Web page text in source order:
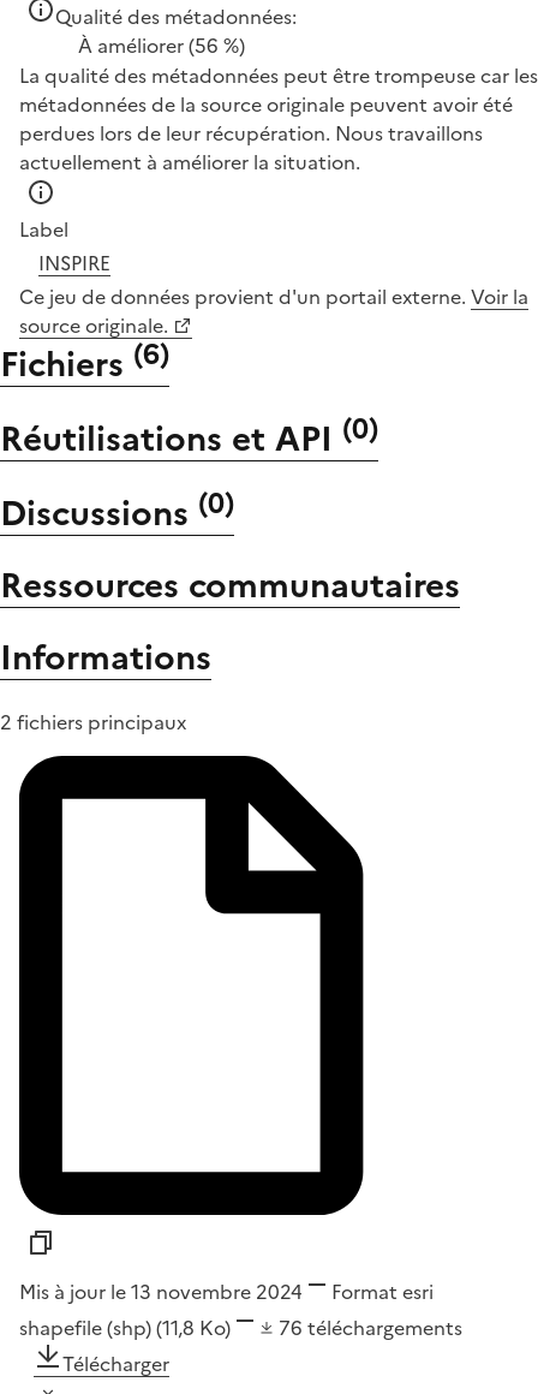
Qualité des métadonnées:
À améliorer(56 %)
La qualité des métadonnées peut être trompeuse car les
métadonnées de la source originale peuvent avoir été
perdues lors de leur récupération. Nous travaillons
actuellement à améliorer la situation.
Label
INSPIRE
Ce jeu de données provient d'un portail externe. Voir la
source originale.
Fichiers (6)
Réutilisations et API (0)
Discussions (0)
Ressources communautaires
Informations
2 fichiers principaux
Mis à jour le 13 novembre 2024 Format esri
shapefile (shp)(11,8 Ko) 76 téléchargements
Télécharger